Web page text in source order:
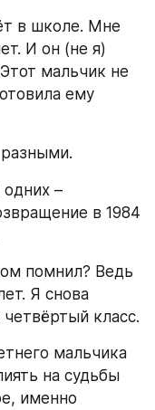
в школе. Мне
И он (не я)
мальчик не
ему
–
в 1984
помнил? Ведь
Я снова
класс.
мальчика
на судьбы
именно